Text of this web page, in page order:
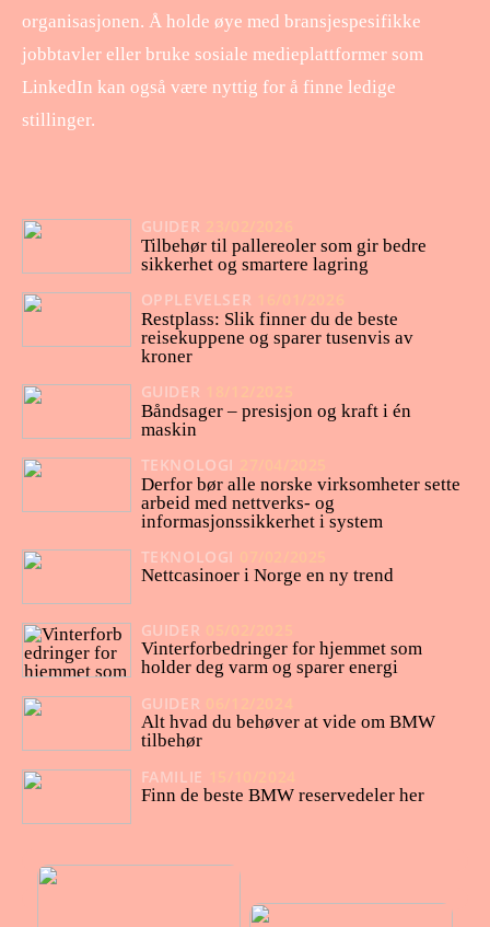
organisasjonen. Å holde øye med bransjespesifikke
jobbtavler eller bruke sosiale medieplattformer som
LinkedIn kan også være nyttig for å finne ledige
stillinger.
GUIDER
Tilbehør til pallereoler som gir bedre
sikkerhet og smartere lagring
OPPLEVELSER
Restplass: Slik finner du de beste
reisekuppene og sparer tusenvis av
kroner
GUIDER
Båndsager – presisjon og kraft i én
maskin
TEKNOLOGI
Derfor bør alle norske virksomheter sette
arbeid med nettverks- og
informasjonssikkerhet i system
TEKNOLOGI
Nettcasinoer i Norge en ny trend
GUIDER
Vinterforbedringer for hjemmet som
holder deg varm og sparer energi
GUIDER
Alt hvad du behøver at vide om BMW
tilbehør
FAMILIE
Finn de beste BMW reservedeler her